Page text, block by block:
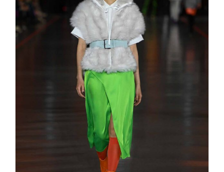
Hollywood zu Gast bei Marc Cain